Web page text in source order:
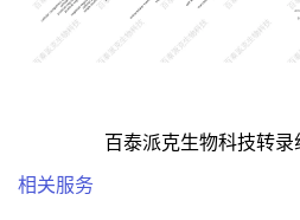
百泰派克生物科技转
相关服务